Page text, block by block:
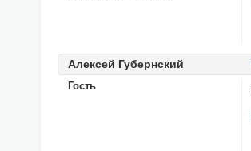
Алексeй Губернский
Гость